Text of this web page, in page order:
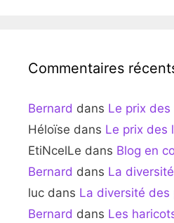
Commentaires
Bernard dans Le prix des
Héloïse dans Le prix des
EtiNcelLe dans Blog en
Bernard dans La
luc dans La diversité des
Bernard dans Les